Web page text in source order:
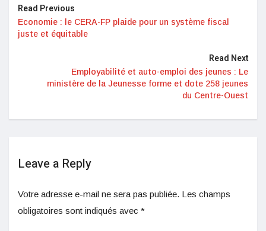
Read Previous
Economie : le CERA-FP plaide pour un système fiscal
juste et équitable
Read Next
Employabilité et auto-emploi des jeunes : Le
ministère de la Jeunesse forme et dote 258 jeunes
du Centre-Ouest
Leave a Reply
Votre adresse e-mail ne sera pas publiée. Les champs
obligatoires sont indiqués avec *